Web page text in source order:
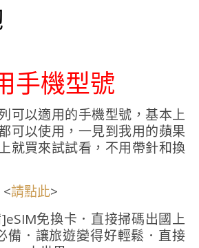
手機型號
可以適用的手機型號，基本上
可以使用，一見到我用的蘋果
就買來試試看，不用帶針和換
請點此>